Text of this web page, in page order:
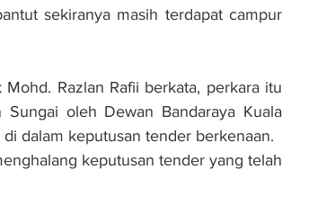
sekiranya masih terdapat campur
Razlan Rafii berkata, perkara itu
oleh Dewan Bandaraya Kuala
dalam keputusan tender berkenaan.
keputusan tender yang telah